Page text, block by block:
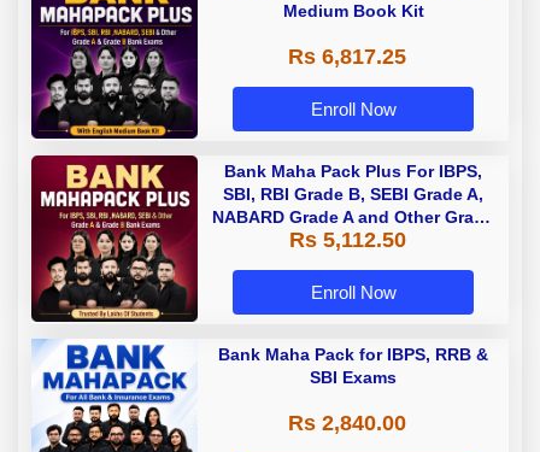
Medium Book Kit
Rs 6,817.25
Enroll Now
Bank Maha Pack Plus For IBPS,
SBI, RBI Grade B, SEBI Grade A,
NABARD Grade A and Other Grade
A & Grade B Bank Exams
Rs 5,112.50
Enroll Now
Bank Maha Pack for IBPS, RRB &
SBI Exams
Rs 2,840.00